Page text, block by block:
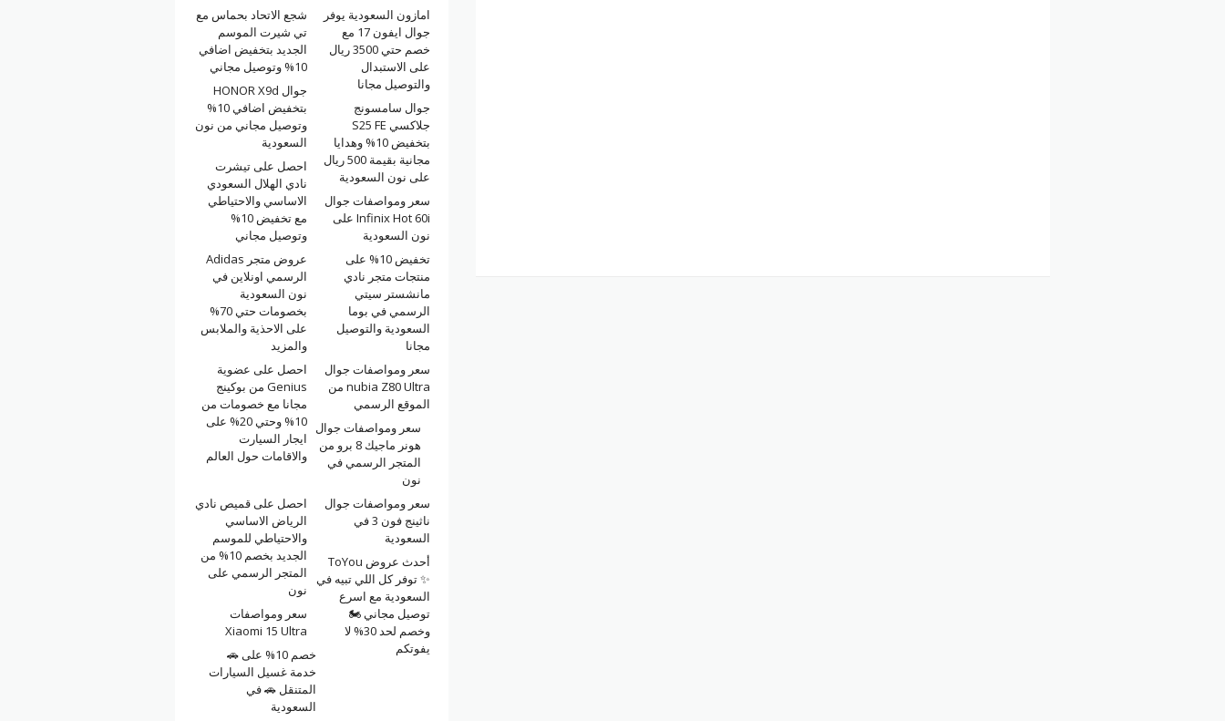
شجع الاتحاد بحماس مع
تي شيرت الموسم
الجديد بتخفيض اضافي
10% وتوصيل مجاني
امازون السعودية يوفر
جوال ايفون 17 مع
خصم حتي 3500 ريال
على الاستبدال
والتوصيل مجانا
جوال HONOR X9d
بتخفيض اضافي 10%
وتوصيل مجاني من نون
السعودية
جوال سامسونج
جلاكسي S25 FE
بتخفيض 10% وهدايا
مجانية بقيمة 500 ريال
على نون السعودية
احصل على تيشرت
نادي الهلال السعودي
الاساسي والاحتياطي
مع تخفيض 10%
وتوصيل مجاني
سعر ومواصفات جوال
Infinix Hot 60i على
نون السعودية
عروض متجر Adidas
الرسمي اونلاين في
نون السعودية
بخصومات حتي 70%
على الاحذية والملابس
والمزيد
تخفيض 10% على
منتجات متجر نادي
مانشستر سيتي
الرسمي في بوما
السعودية والتوصيل
مجانا
احصل على عضوية
Genius من بوكينج
مجانا مع خصومات من
10% وحتي 20% على
ايجار السيارت
والاقامات حول العالم
سعر ومواصفات جوال
nubia Z80 Ultra من
الموقع الرسمي
سعر ومواصفات جوال
هونر ماجيك 8 برو من
المتجر الرسمي في
نون
سعر ومواصفات جوال
ناثينج فون 3 في
السعودية
احصل على قميص نادي
الرياض الاساسي
والاحتياطي للموسم
الجديد بخصم 10% من
المتجر الرسمي على
نون
أحدث عروض ToYou
✨ توفر كل اللي تبيه في
السعودية مع اسرع
توصيل مجاني 🏍
وخصم لحد 30% لا
يفوتكم
سعر ومواصفات
Xiaomi 15 Ultra
خصم 10% على 🚗
خدمة غسيل السيارات
المتنقل 🚗 في
السعودية